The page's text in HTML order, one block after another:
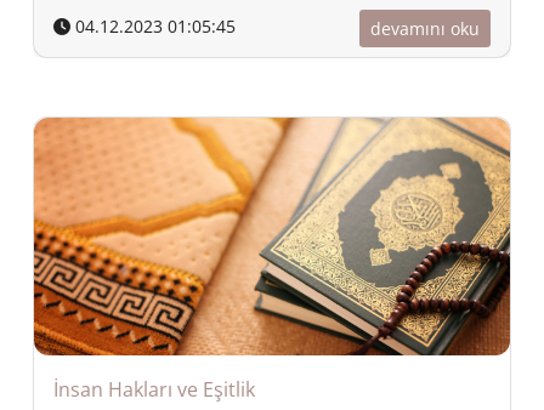
04.12.2023 01:05:45 devamını oku
İnsan Hakları ve Eşitlik